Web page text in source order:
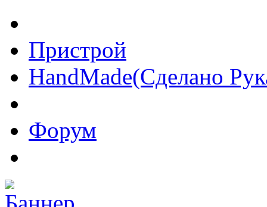
Пристрой
HandMade(Сделано
Форум